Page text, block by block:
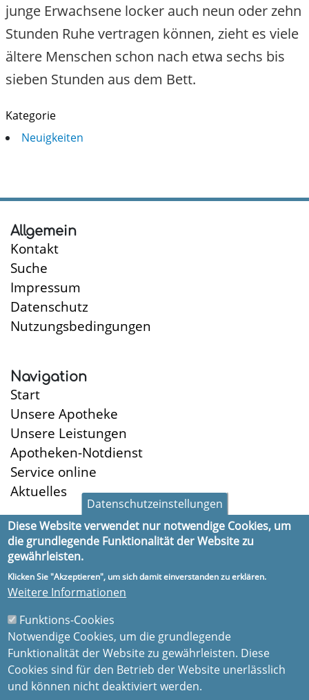
junge Erwachsene locker auch neun oder zehn
Stunden Ruhe vertragen können, zieht es viele
ältere Menschen schon nach etwa sechs bis
sieben Stunden aus dem Bett.
Kategorie
Neuigkeiten
Allgemein
Kontakt
Suche
Impressum
Datenschutz
Nutzungsbedingungen
Navigation
Start
Unsere Apotheke
Unsere Leistungen
Apotheken-Notdienst
Service online
Aktuelles
Öffnungszeiten
Montag:
Dienstag:
8:30-18:30
Donnerstag:
8:30-18:30
Freitag:
8:30-18:30
Samstag:
8:30-13:00
Datenschutzeinstellungen
Diese Website verwendet nur notwendige Cookies, um
die grundlegende Funktionalität der Website zu
gewährleisten.
Klicken Sie "Akzeptieren", um sich damit einverstanden zu erklären.
Weitere Informationen
Funktions-Cookies
Notwendige Cookies, um die grundlegende
Funktionalität der Website zu gewährleisten. Diese
Cookies sind für den Betrieb der Website unerlässlich
und können nicht deaktiviert werden.